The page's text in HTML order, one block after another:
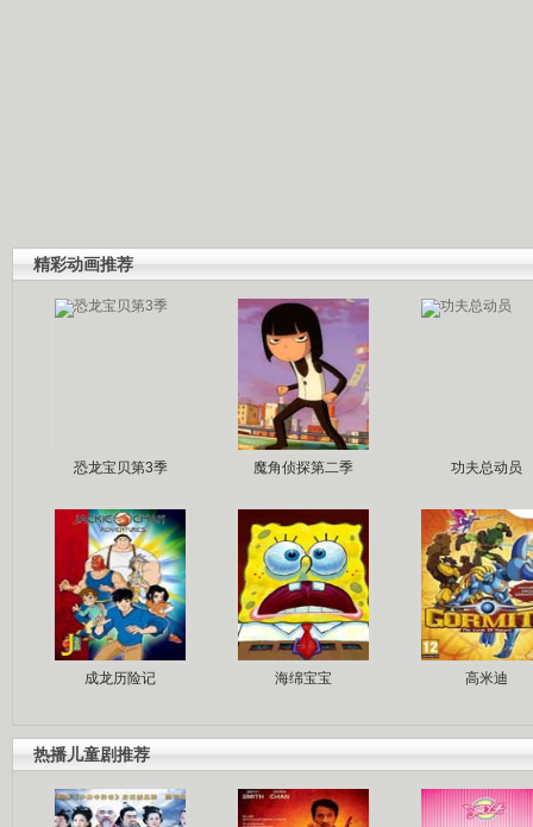
精彩动画推荐
恐龙宝贝第3季 魔角侦探第二季 功夫总动员
成龙历险记 海绵宝宝 高米迪
热播儿童剧推荐